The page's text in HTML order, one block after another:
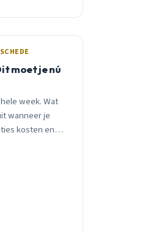
moet je nú
week. Wat
wanneer je
kosten en